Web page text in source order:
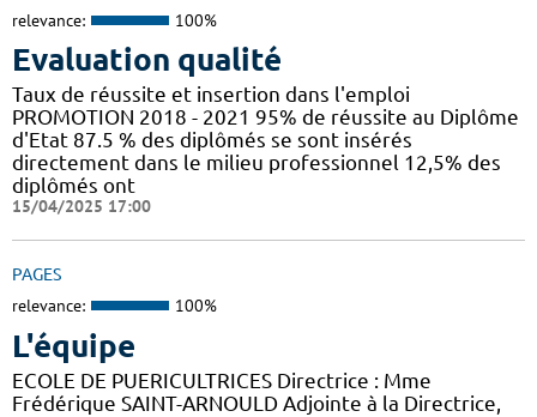
relevance: 100%
Evaluation qualité
Taux de réussite et insertion dans l'emploi
PROMOTION 2018 - 2021 95% de réussite au Diplôme
d'Etat 87.5 % des diplômés se sont insérés
directement dans le milieu professionnel 12,5% des
diplômés ont
15/04/2025 17:00
PAGES
relevance: 100%
L'équipe
ECOLE DE PUERICULTRICES Directrice : Mme
Frédérique SAINT-ARNOULD Adjointe à la Directrice,